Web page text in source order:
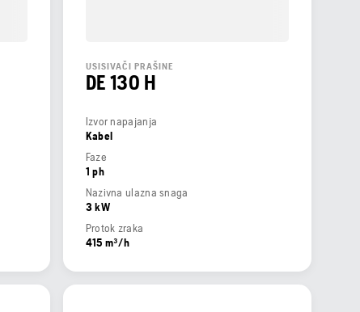
USISIVAČI PRAŠINE
DE 130 H
Izvor napajanja
Kabel
Faze
1 ph
Nazivna ulazna snaga
3 kW
Protok zraka
415 m³/h